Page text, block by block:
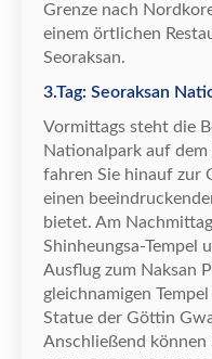
Grenze nach
einem örtlichen
Seoraksan.
3.Tag: Seoraksan
Vormittags steht die
Nationalpark auf dem
fahren Sie hinauf zur
einen
bietet. Am
Shinheungsa-Tempel
Ausflug zum Naksan
gleichnamigen
Statue der Göttin
Anschließend können